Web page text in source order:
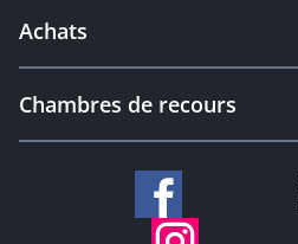
Achats
Chambres de recours